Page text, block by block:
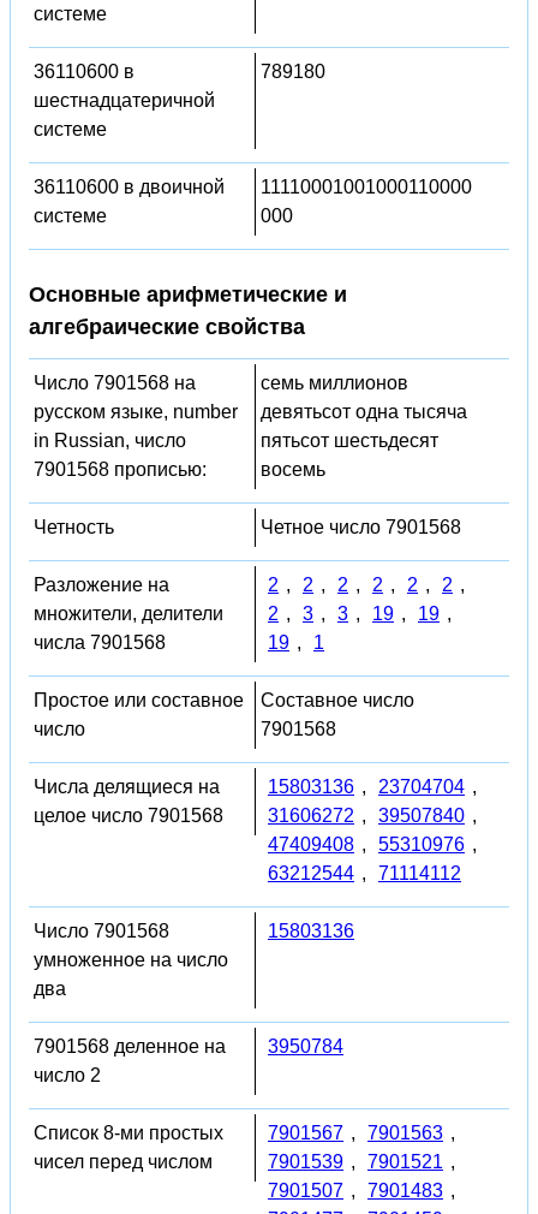
системе
36110600 в
шестнадцатеричной
системе
789180
36110600 в двоичной
системе
11110001001000110000
000
Основные арифметические и
алгебраические свойства
Число 7901568 на
русском языке, number
in Russian, число
7901568 прописью:
семь миллионов
девятьсот одна тысяча
пятьсот шестьдесят
восемь
Четность Четное число 7901568
Разложение на
множители, делители
числа 7901568
2 , 2 , 2 , 2 , 2 , 2 ,
2 , 3 , 3 , 19 , 19 ,
19 , 1
Простое или составное
число
Составное число
7901568
Числа делящиеся на
целое число 7901568
15803136 , 23704704 ,
31606272 , 39507840 ,
47409408 , 55310976 ,
63212544 , 71114112
Число 7901568
умноженное на число
два
15803136
7901568 деленное на
число 2
3950784
Список 8-ми простых
чисел перед числом
7901567 , 7901563 ,
7901539 , 7901521 ,
7901507 , 7901483 ,